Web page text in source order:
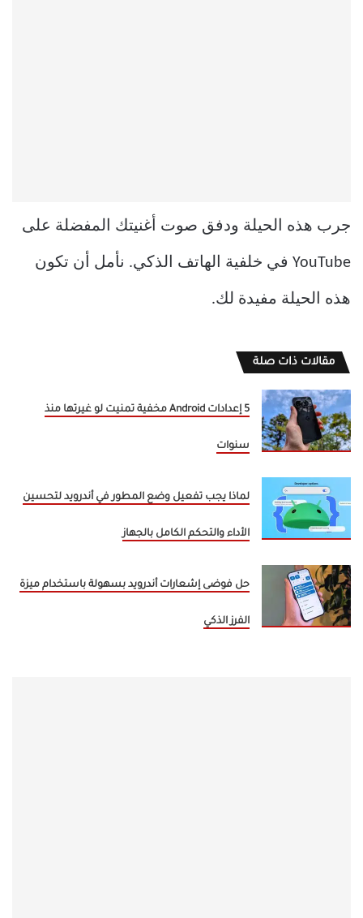
جرب هذه الحيلة ودفق صوت أغنيتك المفضلة على
YouTube في خلفية الهاتف الذكي. نأمل أن تكون
هذه الحيلة مفيدة لك.
مقالات ذات صلة
5 إعدادات Android مخفية تمنيت لو غيرتها منذ
سنوات
لماذا يجب تفعيل وضع المطور في أندرويد لتحسين
الأداء والتحكم الكامل بالجهاز
حل فوضى إشعارات أندرويد بسهولة باستخدام ميزة
الفرز الذكي